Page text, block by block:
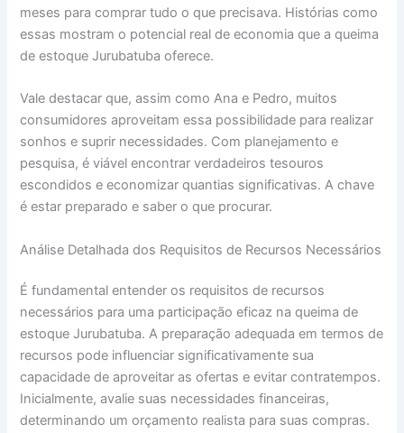
meses para comprar tudo o que precisava. Histórias como
essas mostram o potencial real de economia que a queima
de estoque Jurubatuba oferece.
Vale destacar que, assim como Ana e Pedro, muitos
consumidores aproveitam essa possibilidade para realizar
sonhos e suprir necessidades. Com planejamento e
pesquisa, é viável encontrar verdadeiros tesouros
escondidos e economizar quantias significativas. A chave
é estar preparado e saber o que procurar.
Análise Detalhada dos Requisitos de Recursos Necessários
É fundamental entender os requisitos de recursos
necessários para uma participação eficaz na queima de
estoque Jurubatuba. A preparação adequada em termos de
recursos pode influenciar significativamente sua
capacidade de aproveitar as ofertas e evitar contratempos.
Inicialmente, avalie suas necessidades financeiras,
determinando um orçamento realista para suas compras.